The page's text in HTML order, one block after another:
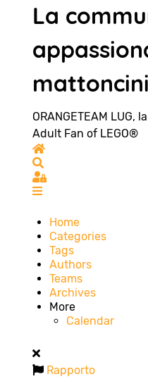
La
mattoncini
ORANGETEAM LUG,
Adult Fan of LEGO®
Home
Sign In
Home
Categories
Tags
Authors
Teams
Archives
More
Calendar
Rapporto